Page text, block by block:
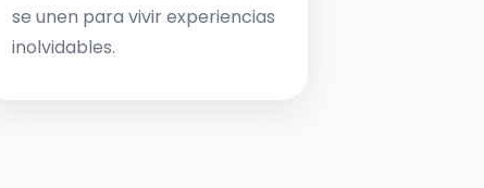
se unen para vivir experiencias
inolvidables.